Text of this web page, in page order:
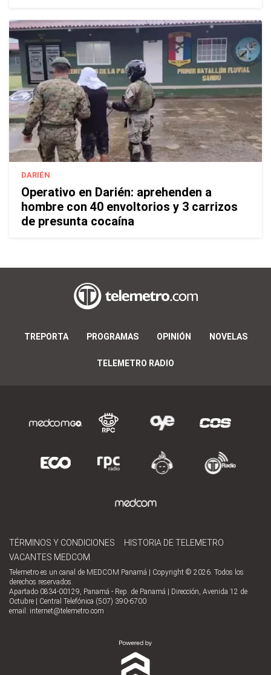
DARIÉN
Operativo en Darién: aprehenden a
hombre con 40 envoltorios y 3 carrizos
de presunta cocaína
TREPORTA PROGRAMAS OPINIÓN NOVELAS
TELEMETRO RADIO
TÉRMINOS Y CONDICIONES
HISTORIA DE TELEMETRO
VACANTES MEDCOM
Telemetro es un canal de MEDCOM Panamá | Copyright © 2026. Todos los
derechos reservados.
Apartado 0834-00129, Panamá - Rep. de Panamá | Dirección, Avenida 12 de
Octubre | Central Telefónica (507) 390-6700
email: internet@telemetro.com